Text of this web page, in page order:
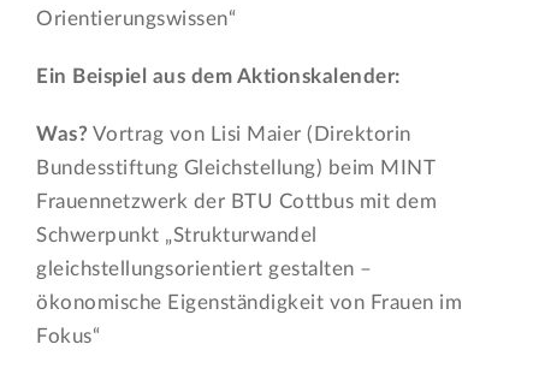
Orientierungswissen“
Ein Beispiel aus dem Aktionskalender:
Was? Vortrag von Lisi Maier (Direktorin
Bundesstiftung Gleichstellung) beim MINT
Frauennetzwerk der BTU Cottbus mit dem
Schwerpunkt „Strukturwandel
gleichstellungsorientiert gestalten –
ökonomische Eigenständigkeit von Frauen im
Fokus“